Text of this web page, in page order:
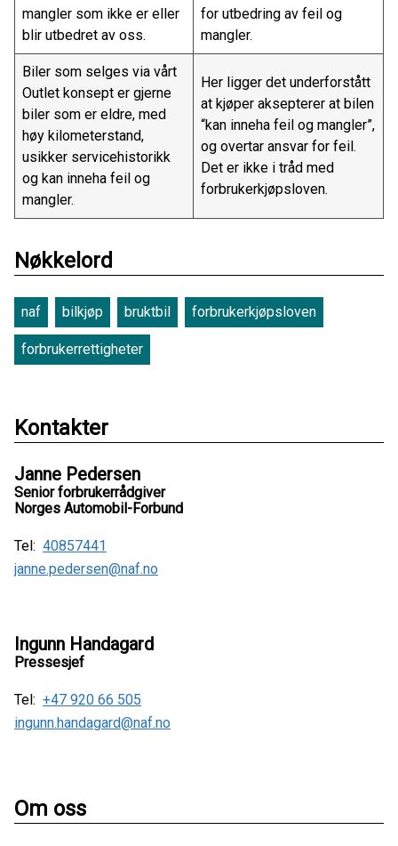
mangler som ikke er eller
blir utbedret av oss.
for utbedring av feil og
mangler.
Biler som selges via vårt
Outlet konsept er gjerne
biler som er eldre, med
høy kilometerstand,
usikker servicehistorikk
og kan inneha feil og
mangler.
Her ligger det underforstått
at kjøper aksepterer at bilen
“kan inneha feil og mangler”,
og overtar ansvar for feil.
Det er ikke i tråd med
forbrukerkjøpsloven.
Nøkkelord
naf bilkjøp bruktbil forbrukerkjøpsloven
forbrukerrettigheter
Kontakter
Janne Pedersen
Senior forbrukerrådgiver
Norges Automobil-Forbund
Tel: 40857441
janne.pedersen@naf.no
Ingunn Handagard
Pressesjef
Tel: +47 920 66 505
ingunn.handagard@naf.no
Om oss